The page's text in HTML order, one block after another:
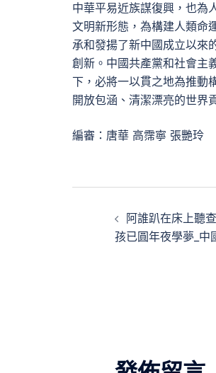
中華平易近族謀復興，也為
文明新形態，為構建人類命
承和發揚了新中國成立以來
創新。中國共產黨和社會主
下，必將一以貫之地為推動
開放包涵、清潔漂亮的世界
編審：唐華 高霈寧 張艷玲
阿誰趴在床上聽
孩已圓年夜學夢_中